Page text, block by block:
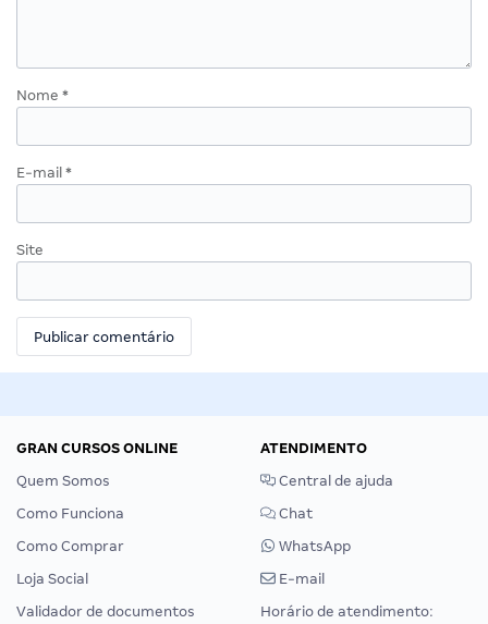
Nome *
E-mail *
Site
GRAN CURSOS ONLINE
Quem Somos
Como Funciona
Como Comprar
Loja Social
Validador de documentos
ATENDIMENTO
Central de ajuda
Chat
WhatsApp
E-mail
Horário de atendimento: